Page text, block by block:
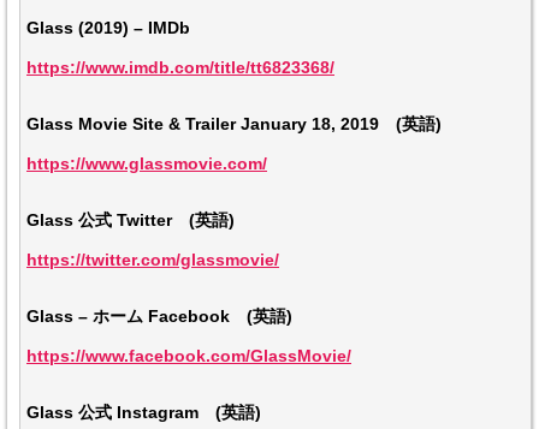
Glass (2019) – IMDb
https://www.imdb.com/title/tt6823368/
Glass Movie Site & Trailer January 18, 2019 (英語)
https://www.glassmovie.com/
Glass 公式 Twitter (英語)
https://twitter.com/glassmovie/
Glass – ホーム Facebook (英語)
https://www.facebook.com/GlassMovie/
Glass 公式 Instagram (英語)